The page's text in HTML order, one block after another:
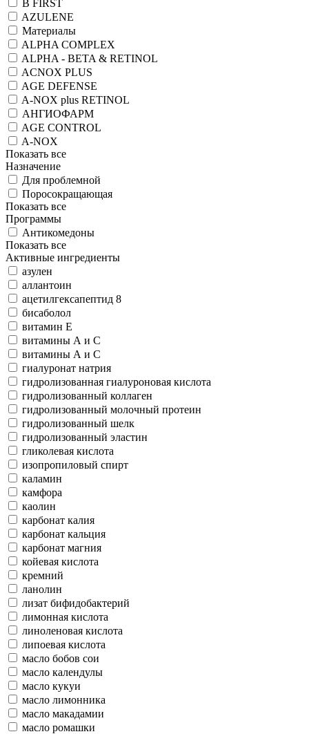
B FIRST
AZULENE
Материалы
ALPHA COMPLEX
ALPHA - BETA & RETINOL
ACNOX PLUS
AGE DEFENSE
A-NOX plus RETINOL
АНГИОФАРМ
AGE CONTROL
A-NOX
Показать все
Назначение
Для проблемной
Поросокращающая
Показать все
Программы
Антикомедоны
Показать все
Активные ингредиенты
азулен
аллантоин
ацетилгексапептид 8
бисаболол
витамин Е
витамины А и С
витамины А и С
гиалуронат натрия
гидролизованная гиалуроновая кислота
гидролизованный коллаген
гидролизованный молочный протеин
гидролизованный шелк
гидролизованный эластин
гликолевая кислота
изопропиловый спирт
каламин
камфора
каолин
карбонат калия
карбонат кальция
карбонат магния
койевая кислота
кремний
ланолин
лизат бифидобактерий
лимонная кислота
линоленовая кислота
липоевая кислота
масло бобов сои
масло календулы
масло кукуи
масло лимонника
масло макадамии
масло ромашки